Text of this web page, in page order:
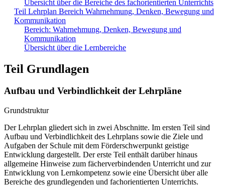
Übersicht über die Bereiche des fachorientierten Unterrichts
Teil Lehrplan Bereich Wahrnehmung, Denken, Bewegung und
Kommunikation
Bereich: Wahrnehmung, Denken, Bewegung und
Kommunikation
Übersicht über die Lernbereiche
Teil Grundlagen
Aufbau und Verbindlichkeit der Lehrpläne
Grundstruktur
Der Lehrplan gliedert sich in zwei Abschnitte. Im ersten Teil sind
Aufbau und Verbindlichkeit des Lehrplans sowie die Ziele und
Aufgaben der Schule mit dem Förderschwerpunkt geistige
Entwicklung dargestellt. Der erste Teil enthält darüber hinaus
allgemeine Hinweise zum fächerverbindenden Unterricht und zur
Entwicklung von Lernkompetenz sowie eine Übersicht über alle
Bereiche des grundlegenden und fachorientierten Unterrichts.